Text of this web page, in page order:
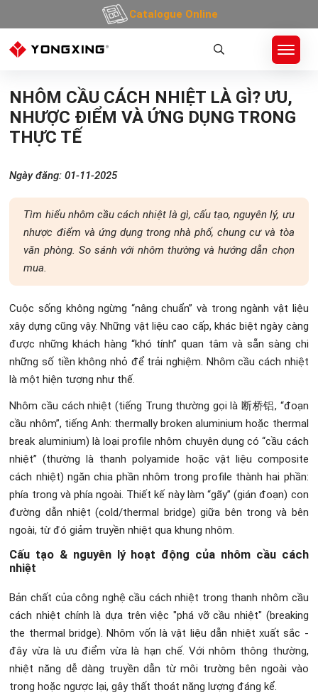
Catalogue Online
Trang Chủ»Tin tức» TIN CHUYÊN NGÀNH NHÔM CẦU CÁCH NHIỆT LÀ GÌ? ƯU,
NHÔM CẦU CÁCH NHIỆT LÀ GÌ? ƯU,
NHƯỢC ĐIỂM VÀ ỨNG DỤNG TRONG
THỰC TẾ
Ngày đăng: 01-11-2025
Tìm hiểu nhôm cầu cách nhiệt là gì, cấu tạo, nguyên lý, ưu
nhược điểm và ứng dụng trong nhà phố, chung cư và tòa
văn phòng. So sánh với nhôm thường và hướng dẫn chọn
mua.
Cuộc sống không ngừng “nâng chuẩn” và trong ngành vật liệu
xây dựng cũng vậy. Những vật liệu cao cấp, khác biệt ngày càng
được những khách hàng “khó tính” quan tâm và sẵn sàng chi
những số tiền không nhỏ để trải nghiệm. Nhôm cầu cách nhiệt
là một hiện tượng như thế.
Nhôm cầu cách nhiệt (tiếng Trung thường gọi là 断桥铝, “đoạn
cầu nhôm”, tiếng Anh: thermally broken aluminium hoặc thermal
break aluminium) là loại profile nhôm chuyên dụng có “cầu cách
nhiệt” (thường là thanh polyamide hoặc vật liệu composite
cách nhiệt) ngăn chia phần nhôm trong profile thành hai phần:
phía trong và phía ngoài. Thiết kế này làm “gãy” (gián đoạn) con
đường dẫn nhiệt (cold/thermal bridge) giữa bên trong và bên
ngoài, từ đó giảm truyền nhiệt qua khung nhôm.
Cấu tạo & nguyên lý hoạt động của nhôm cầu cách
nhiệt
Bản chất của công nghệ cầu cách nhiệt trong thanh nhôm cầu
cách nhiệt chính là dựa trên việc "phá vỡ cầu nhiệt" (breaking
the thermal bridge). Nhôm vốn là vật liệu dẫn nhiệt xuất sắc -
đây vừa là ưu điểm vừa là hạn chế. Với nhôm thông thường,
nhiệt năng dễ dàng truyền dẫn từ môi trường bên ngoài vào
trong hoặc ngược lại, gây thất thoát năng lượng đáng kể.